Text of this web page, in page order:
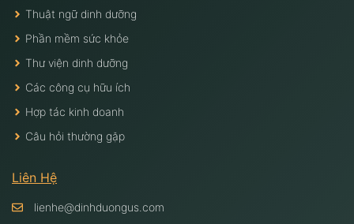
Thuật ngữ dinh dưỡng
Phần mềm sức khỏe
Thư viện dinh dưỡng
Các công cụ hữu ích
Hợp tác kinh doanh
Câu hỏi thường gặp
Liên Hệ
lienhe@dinhduongus.com